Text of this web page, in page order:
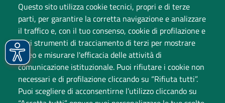
Questo sito utilizza cookie tecnici, propri e di terze
parti, per garantire la corretta navigazione e analizzare
il traffico e, con il tuo consenso, cookie di profilazione e
altri strumenti di tracciamento di terzi per mostrare
video e misurare l'efficacia delle attività di
comunicazione istituzionale. Puoi rifiutare i cookie non
necessari e di profilazione cliccando su “Rifiuta tutti”.
Puoi scegliere di acconsentirne l’utilizzo cliccando su
Cambia idea sui cookie
Dati di monitoraggio